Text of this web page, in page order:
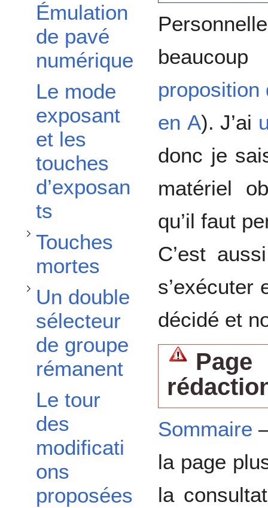
Émulation
de pavé
numérique
Le mode
exposant
et les
touches
d’exposan
ts
Touches
mortes
Afficher / masquer la sous-section
Touches mortes
Un double
sélecteur
de groupe
rémanent
Afficher / masquer la sous-section
Un double sélecteur de groupe rémanent
Le tour
des
modificati
ons
proposées
proposition
en A). J’ai
donc je
matériel
qu’il faut
C’est
s’exécuter
décidé et
Sommaire
la page
la